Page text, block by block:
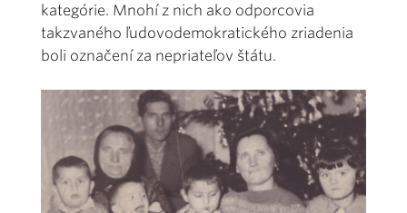
kategórie. Mnohí z nich ako odporcovia
takzvaného ľudovodemokratického zriadenia
boli označení za nepriateľov štátu.